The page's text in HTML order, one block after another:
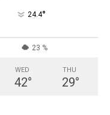
24.4°
23 %
WED
42°
THU
29°